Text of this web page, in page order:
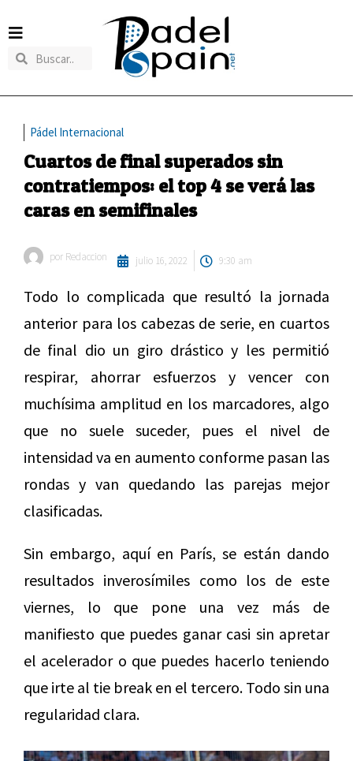
Pádel Internacional
Cuartos de final superados sin
contratiempos: el top 4 se verá las
caras en semifinales
por Redaccion julio 16, 2022 9:30 am
Todo lo complicada que resultó la jornada
anterior para los cabezas de serie, en cuartos
de final dio un giro drástico y les permitió
respirar, ahorrar esfuerzos y vencer con
muchísima amplitud en los marcadores, algo
que no suele suceder, pues el nivel de
intensidad va en aumento conforme pasan las
rondas y van quedando las parejas mejor
clasificadas.
Sin embargo, aquí en París, se están dando
resultados inverosímiles como los de este
viernes, lo que pone una vez más de
manifiesto que puedes ganar casi sin apretar
el acelerador o que puedes hacerlo teniendo
que irte al tie break en el tercero. Todo sin una
regularidad clara.